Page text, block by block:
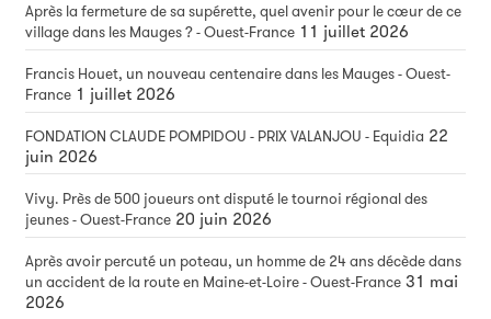
Après la fermeture de sa supérette, quel avenir pour le cœur de ce
village dans les Mauges ? - Ouest-France 11 juillet 2026
Francis Houet, un nouveau centenaire dans les Mauges - Ouest-
France 1 juillet 2026
FONDATION CLAUDE POMPIDOU - PRIX VALANJOU - Equidia 22
juin 2026
Vivy. Près de 500 joueurs ont disputé le tournoi régional des
jeunes - Ouest-France 20 juin 2026
Après avoir percuté un poteau, un homme de 24 ans décède dans
un accident de la route en Maine-et-Loire - Ouest-France 31 mai
2026